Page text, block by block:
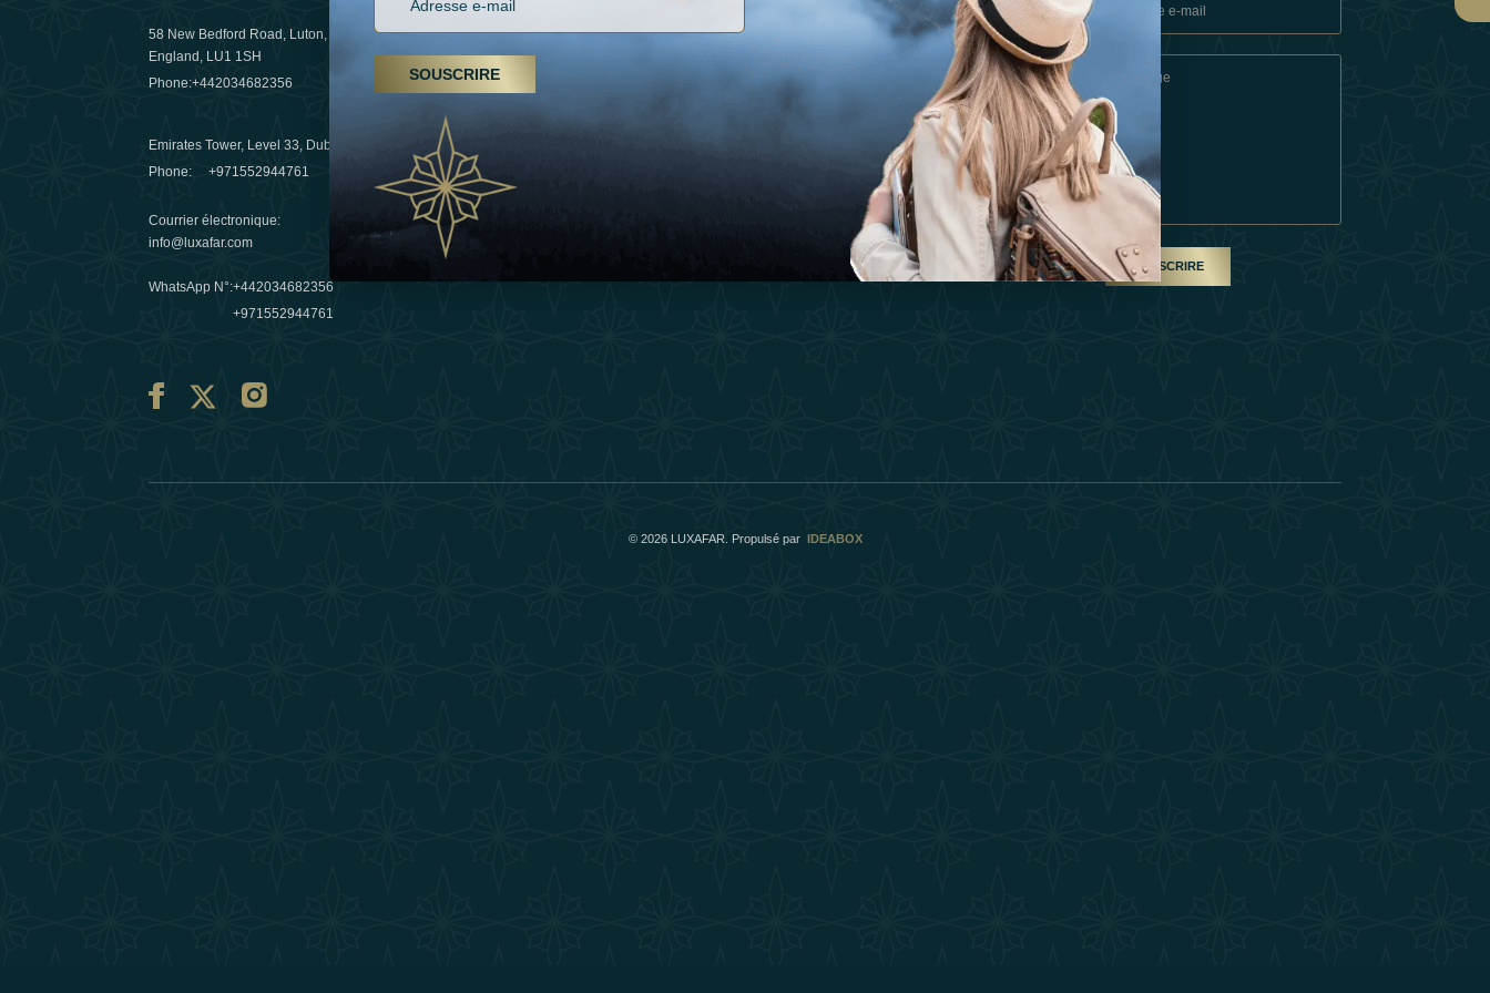
58 New Bedford Road, Luton,
England, LU1 1SH
Phone:+442034682356
Emirates Tower, Level 33, Dubai, UAE
Phone:+971552944761
Courrier électronique:
info@luxafar.com
WhatsApp N°:+442034682356
+971552944761
arabes unis s'imposent comme une
Evasions hivernales pour les voyageurs des
Émirats : redéfinir le voyage de luxe
10 March 2025
Inspirations
Termes Et Conditions
Devenez Partenaire
Our Team
SOUSCRIRE
© 2026 LUXAFAR. Propulsé par IDEABOX
SOUSCRIRE